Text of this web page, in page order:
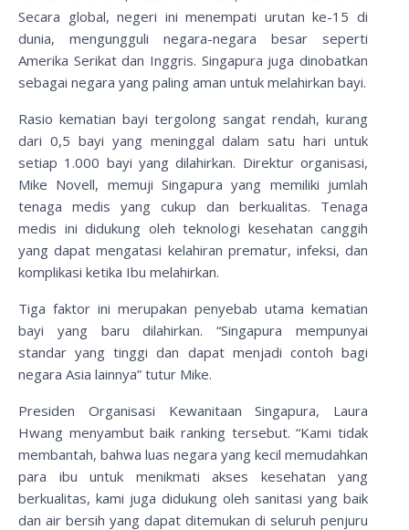
Secara global, negeri ini menempati urutan ke-15 di
dunia, mengungguli negara-negara besar seperti
Amerika Serikat dan Inggris. Singapura juga dinobatkan
sebagai negara yang paling aman untuk melahirkan bayi.
Rasio kematian bayi tergolong sangat rendah, kurang
dari 0,5 bayi yang meninggal dalam satu hari untuk
setiap 1.000 bayi yang dilahirkan. Direktur organisasi,
Mike Novell, memuji Singapura yang memiliki jumlah
tenaga medis yang cukup dan berkualitas. Tenaga
medis ini didukung oleh teknologi kesehatan canggih
yang dapat mengatasi kelahiran prematur, infeksi, dan
komplikasi ketika Ibu melahirkan.
Tiga faktor ini merupakan penyebab utama kematian
bayi yang baru dilahirkan. “Singapura mempunyai
standar yang tinggi dan dapat menjadi contoh bagi
negara Asia lainnya” tutur Mike.
Presiden Organisasi Kewanitaan Singapura, Laura
Hwang menyambut baik ranking tersebut. “Kami tidak
membantah, bahwa luas negara yang kecil memudahkan
para ibu untuk menikmati akses kesehatan yang
berkualitas, kami juga didukung oleh sanitasi yang baik
dan air bersih yang dapat ditemukan di seluruh penjuru